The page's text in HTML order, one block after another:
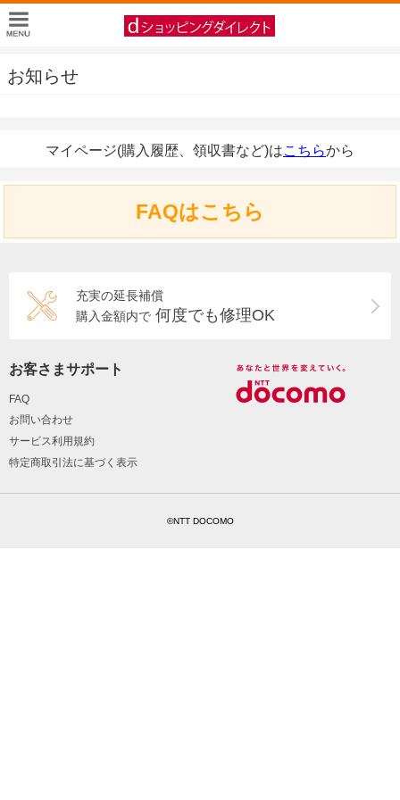
お知らせ
マイページ(購入履歴、領収書など)はこちらから
FAQはこちら
充実の延長補償
購入金額内で 何度でも修理OK
お客さまサポート
FAQ
お問い合わせ
サービス利用規約
特定商取引法に基づく表示
©NTT DOCOMO